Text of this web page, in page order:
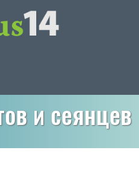
и сеянцев